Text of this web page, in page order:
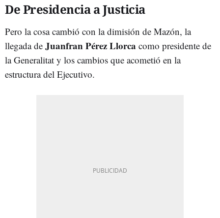
De Presidencia a Justicia
Pero la cosa cambió con la dimisión de Mazón, la
llegada de Juanfran Pérez Llorca como presidente de
la Generalitat y los cambios que acometió en la
estructura del Ejecutivo.